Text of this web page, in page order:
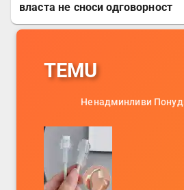
власта не сноси одговорност
TEMU
Ненадминливи